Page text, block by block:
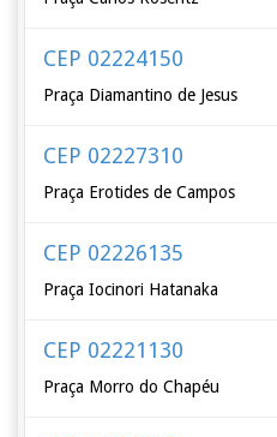
CEP 02224150
Praça Diamantino de Jesus
CEP 02227310
Praça Erotides de Campos
CEP 02226135
Praça Iocinori Hatanaka
CEP 02221130
Praça Morro do Chapéu